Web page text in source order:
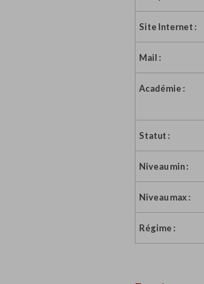
Site Internet :
Mail :
Académie :
Statut :
Niveau min :
Niveau max :
Régime :